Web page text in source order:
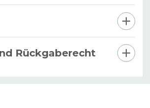
Rückgaberecht